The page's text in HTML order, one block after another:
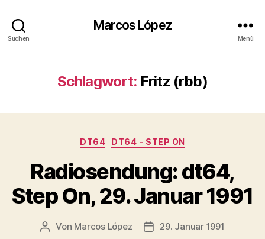
Suchen
Marcos López
Menü
Schlagwort: Fritz (rbb)
Kategorien
DT64 DT64 - STEP ON
Radiosendung: dt64,
Step On, 29. Januar 1991
Beitragsautor
Von Marcos López Veröffentlichungsdatum
29. Januar 1991